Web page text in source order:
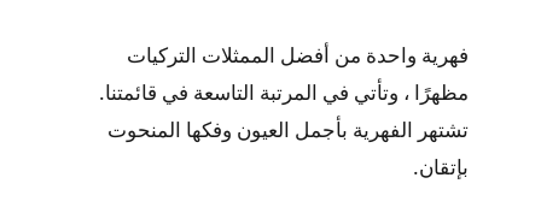
فهرية واحدة من أفضل الممثلات التركيات
مظهرًا ، وتأتي في المرتبة التاسعة في قائمتنا.
تشتهر الفهرية بأجمل العيون وفكها المنحوت
بإتقان.